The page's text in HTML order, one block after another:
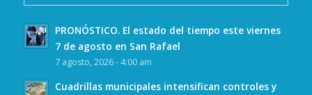
PRONÓSTICO. El estado del tiempo este viernes
7 de agosto en San Rafael
7 agosto, 2026 - 4:00 am
Cuadrillas municipales intensifican controles y